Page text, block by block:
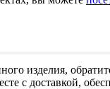
изделия,
с доставкой,